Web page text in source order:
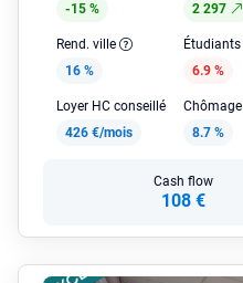
-15 %
2 297
Rend. ville
16 %
Étudiants
6.9 %
Loyer HC conseillé
426 €/mois
Chômage
8.7 %
Cash flow
108 €